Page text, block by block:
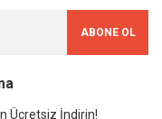
ABONE OL
Ücretsiz İndirin!